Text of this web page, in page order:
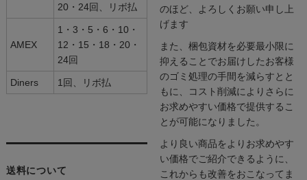
20・24回、リボ払
AMEX
1・3・5・6・10・
12・15・18・20・
24回
Diners 1回、リボ払
送料について
のほど、よろしくお願い申し上
げます
また、梱包資材を必要最小限に
抑えることでお届けしたお客様
のゴミ処理の手間を減らすとと
もに、コスト削減によりさらに
お求めやすい価格で提供するこ
とが可能になりました。
より良い商品をよりお求めやす
い価格でご紹介できるように、
これからも改善をおこなってま